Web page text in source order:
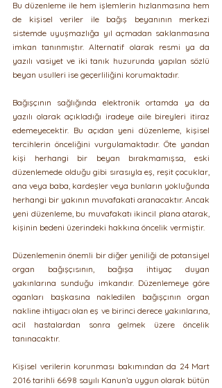
Bu düzenleme ile hem işlemlerin hızlanmasına hem
de kişisel veriler ile bağış beyanının merkezi
sistemde uyuşmazlığa yıl açmadan saklanmasına
imkan tanınmıştır. Alternatif olarak resmi ya da
yazılı vasiyet ve iki tanık huzurunda yapılan sözlü
beyan usulleri ise geçerliliğini korumaktadır.
Bağışçının sağlığında elektronik ortamda ya da
yazılı olarak açıkladığı iradeye aile bireyleri itiraz
edemeyecektir. Bu açıdan yeni düzenleme, kişisel
tercihlerin önceliğini vurgulamaktadır. Öte yandan
kişi herhangi bir beyan bırakmamışsa, eski
düzenlemede olduğu gibi sırasıyla eş, reşit çocuklar,
ana veya baba, kardeşler veya bunların yokluğunda
herhangi bir yakının muvafakati aranacaktır. Ancak
yeni düzenleme, bu muvafakatı ikincil plana atarak,
kişinin bedeni üzerindeki hakkına öncelik vermiştir.
Düzenlemenin önemli bir diğer yeniliği de potansiyel
organ bağışçısının, bağışa ihtiyaç duyan
yakınlarına sunduğu imkandır. Düzenlemeye göre
oganları başkasına nakledilen bağışçının organ
nakline ihtiyacı olan eş ve birinci derece yakınlarına,
acil hastalardan sonra gelmek üzere öncelik
tanınacaktır.
Kişisel verilerin korunması bakımından da 24 Mart
2016 tarihli 6698 sayılı Kanun’a uygun olarak bütün